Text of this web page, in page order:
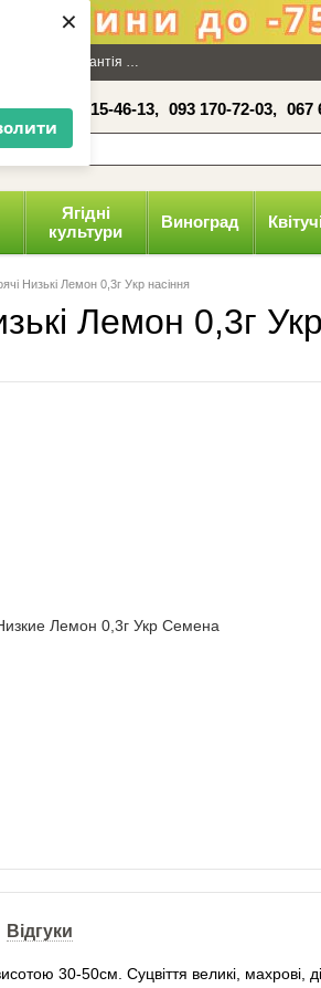
×
грн Гарантія
41, 050 515-46-13, 093 170-72-03, 067
Ягідні
культури
Виноград
Низькі Лемон 0,3г Укр насіння
Лемон 0,3г
Відгуки
30-50см. Суцвіття великі, махрові,